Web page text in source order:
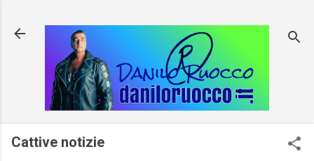
Cattive notizie